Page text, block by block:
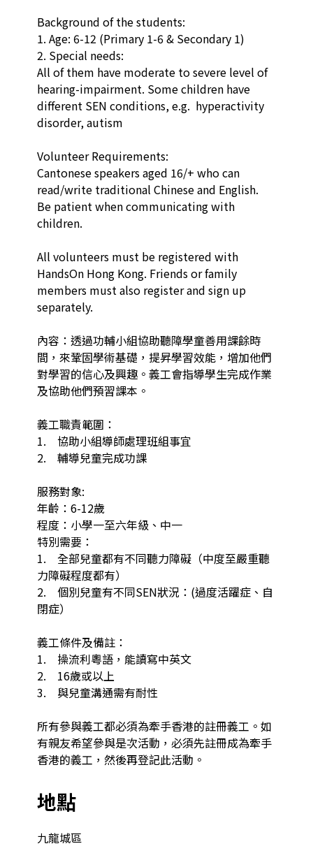
Background of the students:
1. Age: 6-12 (Primary 1-6 & Secondary 1)
2. Special needs:
All of them have moderate to severe level of
hearing-impairment. Some children have
different SEN conditions, e.g.  hyperactivity
disorder, autism
Volunteer Requirements:
Cantonese speakers aged 16/+ who can
read/write traditional Chinese and English.
Be patient when communicating with
children.
All volunteers must be registered with
HandsOn Hong Kong. Friends or family
members must also register and sign up
separately.
內容：透過功輔小組協助聽障學童善用課餘時
間，來鞏固學術基礎，提昇學習效能，增加他們
對學習的信心及興趣。義工會指導學生完成作業
及協助他們預習課本。
義工職責範圍：
1.    協助小組導師處理班組事宜
2.    輔導兒童完成功課
服務對象:
年齡：6-12歲
程度：小學一至六年級、中一
特別需要：
1.    全部兒童都有不同聽力障礙（中度至嚴重聽
力障礙程度都有）
2.    個別兒童有不同SEN狀況：(過度活躍症、自
閉症）
義工條件及備註：
1.    操流利粵語，能讀寫中英文
2.    16歲或以上
3.    與兒童溝通需有耐性
所有參與義工都必須為牽手香港的註冊義工。如
有親友希望參與是次活動，必須先註冊成為牽手
香港的義工，然後再登記此活動。
地點
九龍城區